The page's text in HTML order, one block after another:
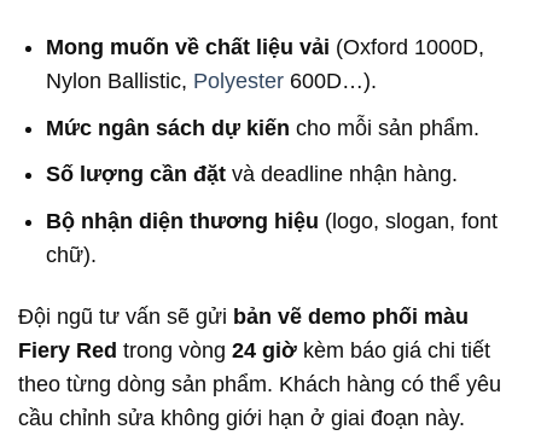
Mong muốn về chất liệu vải (Oxford 1000D,
Nylon Ballistic, Polyester600D…).
Mức ngân sách dự kiến cho mỗi sản phẩm.
Số lượng cần đặtvà deadline nhận hàng.
Bộ nhận diện thương hiệu (logo, slogan, font
chữ).
Đội ngũ tư vấn sẽ gửi bản vẽ demo phối màu
Fiery Red trong vòng 24 giờ kèm báo giá chi tiết
theo từng dòng sản phẩm. Khách hàng có thể yêu
cầu chỉnh sửa không giới hạn ở giai đoạn này.